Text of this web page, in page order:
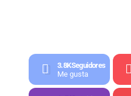
3.8KSeguidores
Me gusta